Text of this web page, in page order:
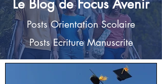
Le Blog de Focus Avenir
Posts Orientation Scolaire
Posts Ecriture Manuscrite